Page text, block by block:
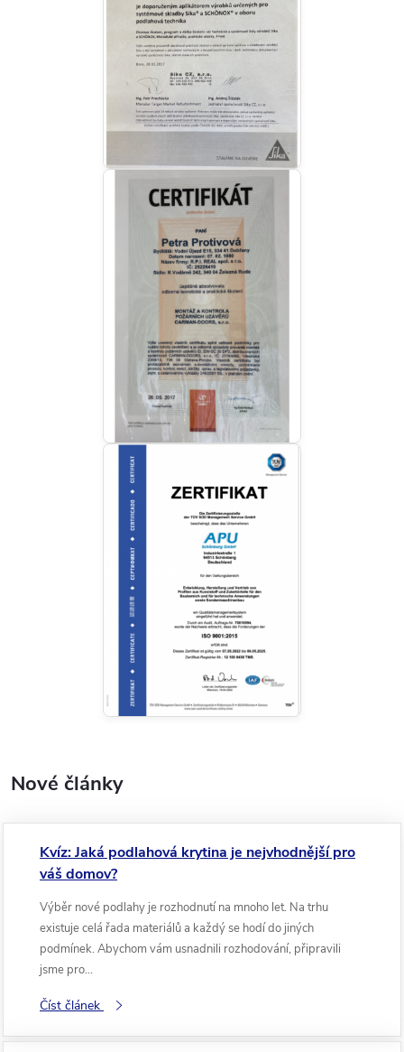
Nové články
Kvíz: Jaká podlahová krytina je nejvhodnější pro
váš domov?
Výběr nové podlahy je rozhodnutí na mnoho let. Na trhu
existuje celá řada materiálů a každý se hodí do jiných
podmínek. Abychom vám usnadnili rozhodování, připravili
jsme pro...
Číst článek